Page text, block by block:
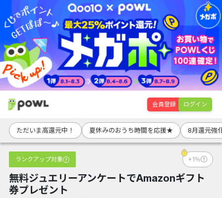
会員登録 ログイン
ただいま高還元中！ 夏休みのおうち時間を応援★ 8月還元強
ランクアップ対象 +1％
無料ジュエリーアンケートでAmazonギフト
券プレゼント